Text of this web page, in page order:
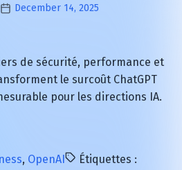
December 14, 2025
de sécurité, performance et
le surcoût ChatGPT
pour les directions IA.
, OpenAI
Étiquettes :